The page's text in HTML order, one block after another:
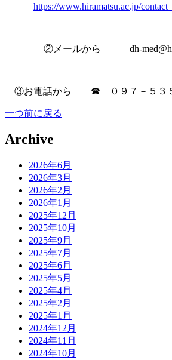
https://www.hiramatsu.ac.jp/
②メールから dh-
③お電話から ☎ ０９７－５３５
一つ前に戻る
Archive
2026年6月
2026年3月
2026年2月
2026年1月
2025年12月
2025年10月
2025年9月
2025年7月
2025年6月
2025年5月
2025年4月
2025年2月
2025年1月
2024年12月
2024年11月
2024年10月